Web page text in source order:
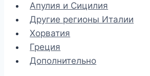
Апулия и Сицилия
Другие регионы Италии
Хорватия
Греция
Дополнительно